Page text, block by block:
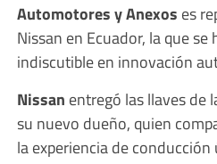
Automotores y Anexos es
Nissan en Ecuador, la que
indiscutible en innovación
Nissan entregó las llaves de
su nuevo dueño, quien
la experiencia de